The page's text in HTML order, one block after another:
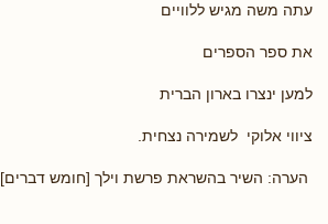
עתה משה מגיש ללוויים
את ספר הספרים
למען ינצרו בארון הברית
ציווי אלוקי לשמירה נצחית.
הערה: השיר בהשראת פרשת וילך [חומש דברים]